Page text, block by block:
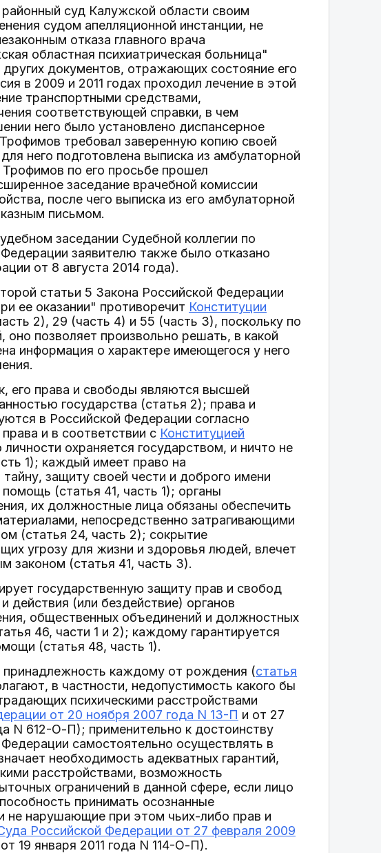
суд Калужской области своим
судом апелляционной инстанции, не
отказа главного врача
областная психиатрическая больница"
документов, отражающих состояние его
в 2009 и 2011 годах проходил лечение в этой
транспортными средствами,
соответствующей справки, в чем
него было установлено диспансерное
требовал заверенную копию своей
него подготовлена выписка из амбулаторной
по его просьбе прошел
заседание врачебной комиссии
после чего выписка из его амбулаторной
письмом.
заседании Судебной коллегии по
заявителю также было отказано
от 8 августа 2014 года).
статьи 5 Закона Российской Федерации
ее оказании" противоречит Конституции
2), 29 (часть 4) и 55 (часть 3), поскольку по
позволяет произвольно решать, в какой
информация о характере имеющегося у него
его права и свободы являются высшей
государства (статья 2); права и
в Российской Федерации согласно
и в соответствии с Конституцией
личности охраняется государством, и ничто не
1); каждый имеет право на
защиту своей чести и доброго имени
(статья 41, часть 1); органы
их должностные лица обязаны обеспечить
непосредственно затрагивающими
(статья 24, часть 2); сокрытие
угрозу для жизни и здоровья людей, влечет
законом (статья 41, часть 3).
государственную защиту прав и свобод
действия (или бездействие) органов
общественных объединений и должностных
46, части 1 и 2); каждому гарантируется
(статья 48, часть 1).
принадлежность каждому от рождения (статья
в частности, недопустимость какого бы
психическими расстройствами
от 20 ноября 2007 года N 13-П и от 27
N 612-О-П); применительно к достоинству
самостоятельно осуществлять в
необходимость адекватных гарантий,
расстройствами, возможность
ограничений в данной сфере, если лицо
принимать осознанные
не нарушающие при этом чьих-либо прав и
Российской Федерации от 27 февраля 2009
19 января 2011 года N 114-О-П).